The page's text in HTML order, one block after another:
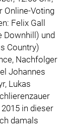
Online-Voting
Felix Gall
Downhill) und
Country)
Nachfolger
Johannes
Lukas
in dieser
damals